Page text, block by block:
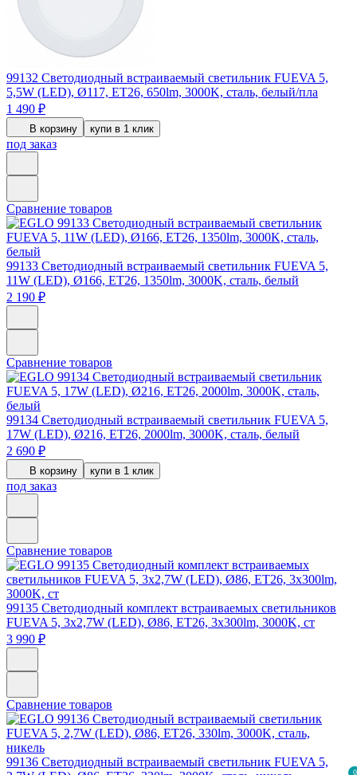
0
99132 Светодиодный встраиваемый светильник FUEVA 5,
5,5W (LED), Ø117, ET26, 650lm, 3000K, сталь, белый/пла
1 490 ₽
В корзину купи в 1 клик
под заказ
Сравнение товаров
99133 Светодиодный встраиваемый светильник FUEVA 5,
11W (LED), Ø166, ET26, 1350lm, 3000K, сталь, белый
2 190 ₽
Сравнение товаров
99134 Светодиодный встраиваемый светильник FUEVA 5,
17W (LED), Ø216, ET26, 2000lm, 3000K, сталь, белый
2 690 ₽
В корзину купи в 1 клик
под заказ
Сравнение товаров
99135 Светодиодный комплект встраиваемых светильников
FUEVA 5, 3х2,7W (LED), Ø86, ET26, 3х300lm, 3000K, ст
3 990 ₽
Сравнение товаров
99136 Светодиодный встраиваемый светильник FUEVA 5,